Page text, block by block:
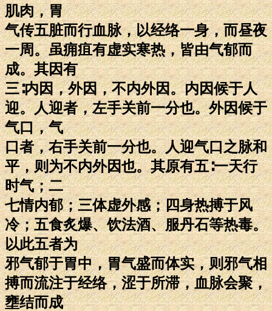
肌肉，胃
气传五脏而行血脉，以经络一身，而昼夜
一周。虽痈疽有虚实寒热，皆由气郁而
成。其因有
三∶内因，外因，不内外因。内因候于人
迎。人迎者，左手关前一分也。外因候于
气口，气
口者，右手关前一分也。人迎气口之脉和
平，则为不内外因也。其原有五∶一天行
时气；二
七情内郁；三体虚外感；四身热搏于风
冷；五食炙爆、饮法酒、服丹石等热毒。
以此五者为
邪气郁于胃中，胃气盛而体实，则邪气相
搏而流注于经络，涩于所滞，血脉会聚，
壅结而成